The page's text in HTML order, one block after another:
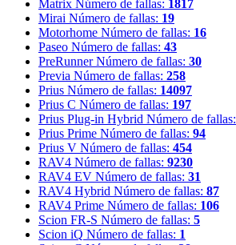
Matrix Número de fallas: 1817
Mirai Número de fallas: 19
Motorhome Número de fallas: 16
Paseo Número de fallas: 43
PreRunner Número de fallas: 30
Previa Número de fallas: 258
Prius Número de fallas: 14097
Prius C Número de fallas: 197
Prius Plug-in Hybrid Número de fallas:
Prius Prime Número de fallas: 94
Prius V Número de fallas: 454
RAV4 Número de fallas: 9230
RAV4 EV Número de fallas: 31
RAV4 Hybrid Número de fallas: 87
RAV4 Prime Número de fallas: 106
Scion FR-S Número de fallas: 5
Scion iQ Número de fallas: 1